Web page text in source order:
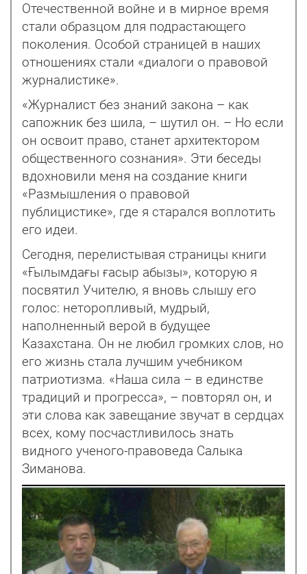
Отечественной войне и в мирное время
стали образцом для подрастающего
поколения. Особой страницей в наших
отношениях стали «диалоги о правовой
журналистике».
«Журналист без знаний зако­­на – как
сапожник без шила, – шутил он. – Но если
он освоит право, станет архитектором
общественного сознания». Эти беседы
вдохновили меня на создание книги
«Размышления о правовой
публицистике», где я старался воплотить
его идеи.
Сегодня, перелистывая страницы книги
«Ғылымдағы ғасыр абызы», которую я
посвятил Учителю, я вновь слышу его
голос: неторопливый, мудрый,
наполненный верой в будущее
Казахстана. Он не любил громких слов, но
его жизнь стала лучшим учебником
патрио­тизма. «Наша сила – в единстве
традиций и прогресса», – повторял он, и
эти слова как завещание звучат в сердцах
всех, кому посчастливилось знать
видного ученого-правоведа Салыка
Зиманова.